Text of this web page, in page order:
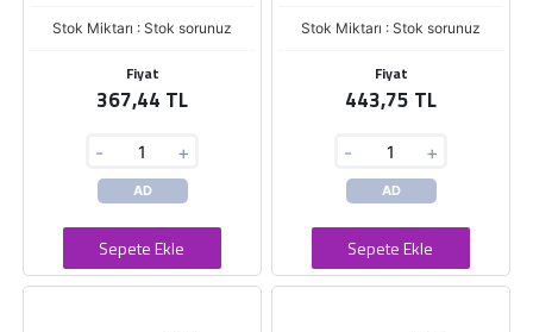
Stok Miktarı : Stok sorunuz
Fiyat
367,44 TL
- +
AD
Sepete Ekle
Stok Miktarı : Stok sorunuz
Fiyat
443,75 TL
- +
AD
Sepete Ekle